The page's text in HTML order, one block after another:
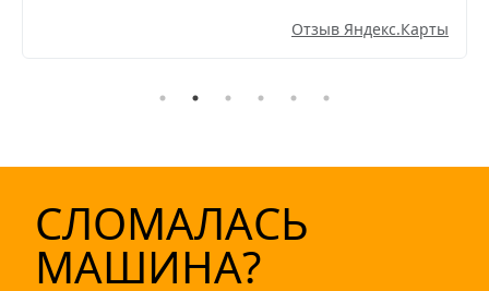
Отзыв Яндекс.Карты
СЛОМАЛАСЬ
МАШИНА?